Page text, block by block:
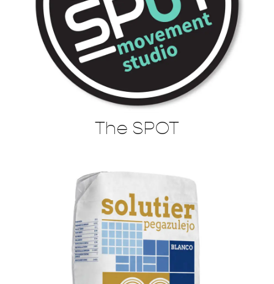
The SPOT